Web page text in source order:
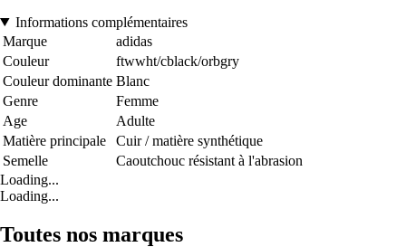
Informations complémentaires
Marque
adidas
Couleur
ftwwht/cblack/orbgry
Couleur dominante Blanc
Genre
Femme
Age
Adulte
Matière principale
Cuir / matière synthétique
Semelle
Caoutchouc résistant à l'abrasion
Loading...
Loading...
Toutes nos marques